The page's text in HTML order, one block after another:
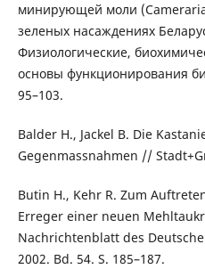
минирующей моли
зеленых насаждениях
Физиологические,
основы функционирования
95–103.
Balder H., Jackel B. Die
Gegenmassnahmen //
Butin H., Kehr R. Zum
Erreger einer neuen
Nachrichtenblatt des
2002. Bd. 54. S. 185–187.